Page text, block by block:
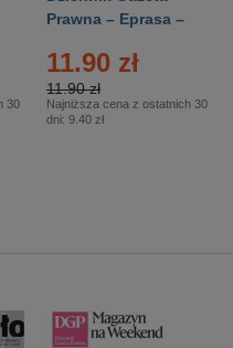
30
Prawna – Eprasa –
11.90 zł
11.90 zł
Najniższa cena z ostatnich 30
dni: 9.40 zł